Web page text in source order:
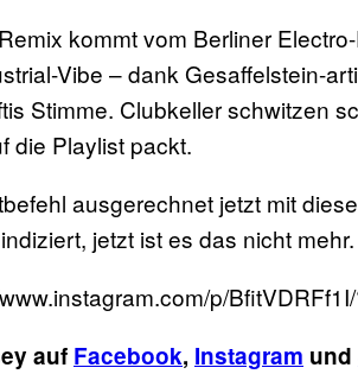
kommt vom Berliner
Vibe – dank Gesaffelstein-
Stimme. Clubkeller schwitzen
die Playlist packt.
ausgerechnet jetzt mit
jetzt ist es das nicht mehr.
p/
auf Facebook, Instagram und